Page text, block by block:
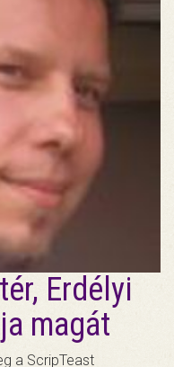
Erdélyi
magát
a ScripTeast